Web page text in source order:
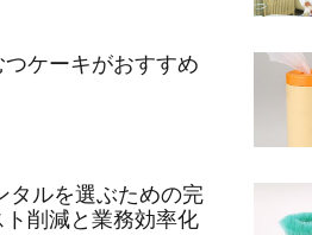
つケーキがおすすめ
タルを選ぶための完
削減と業務効率化